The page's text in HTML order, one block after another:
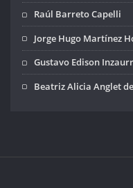
Raúl Barreto Capelli
Jorge Hugo Martínez
Gustavo Edison
Beatriz Alicia Anglet